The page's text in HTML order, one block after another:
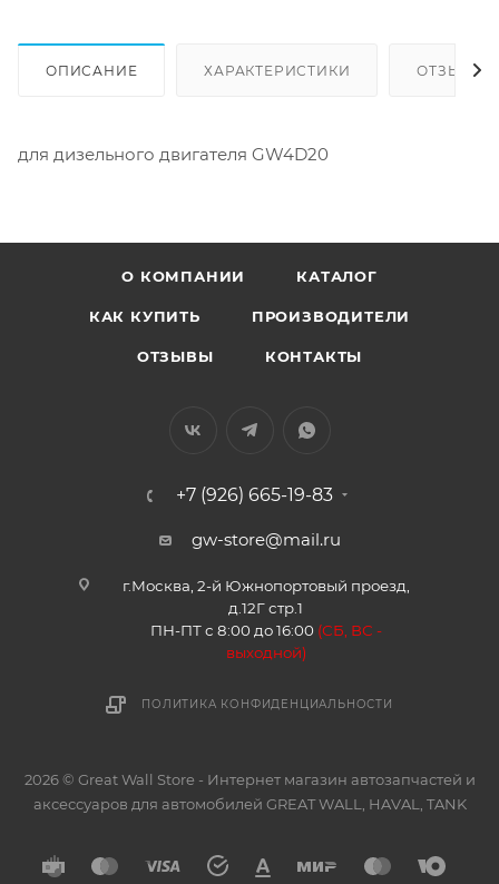
ОПИСАНИЕ ХАРАКТЕРИСТИКИ ОТЗЫВЫ
для дизельного двигателя GW4D20
О КОМПАНИИ КАТАЛОГ
КАК КУПИТЬ ПРОИЗВОДИТЕЛИ
ОТЗЫВЫ КОНТАКТЫ
+7 (926) 665-19-83
gw-store@mail.ru
г.Москва, 2-й Южнопортовый проезд,
д.12Г стр.1
ПН-ПТ с 8:00 до 16:00 (СБ, ВС -
выходной)
ПОЛИТИКА КОНФИДЕНЦИАЛЬНОСТИ
2026 © Great Wall Store - Интернет магазин автозапчастей и
аксессуаров для автомобилей GREAT WALL, HAVAL, TANK